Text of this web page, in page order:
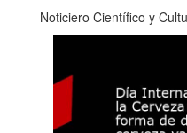
Noticiero Científico y